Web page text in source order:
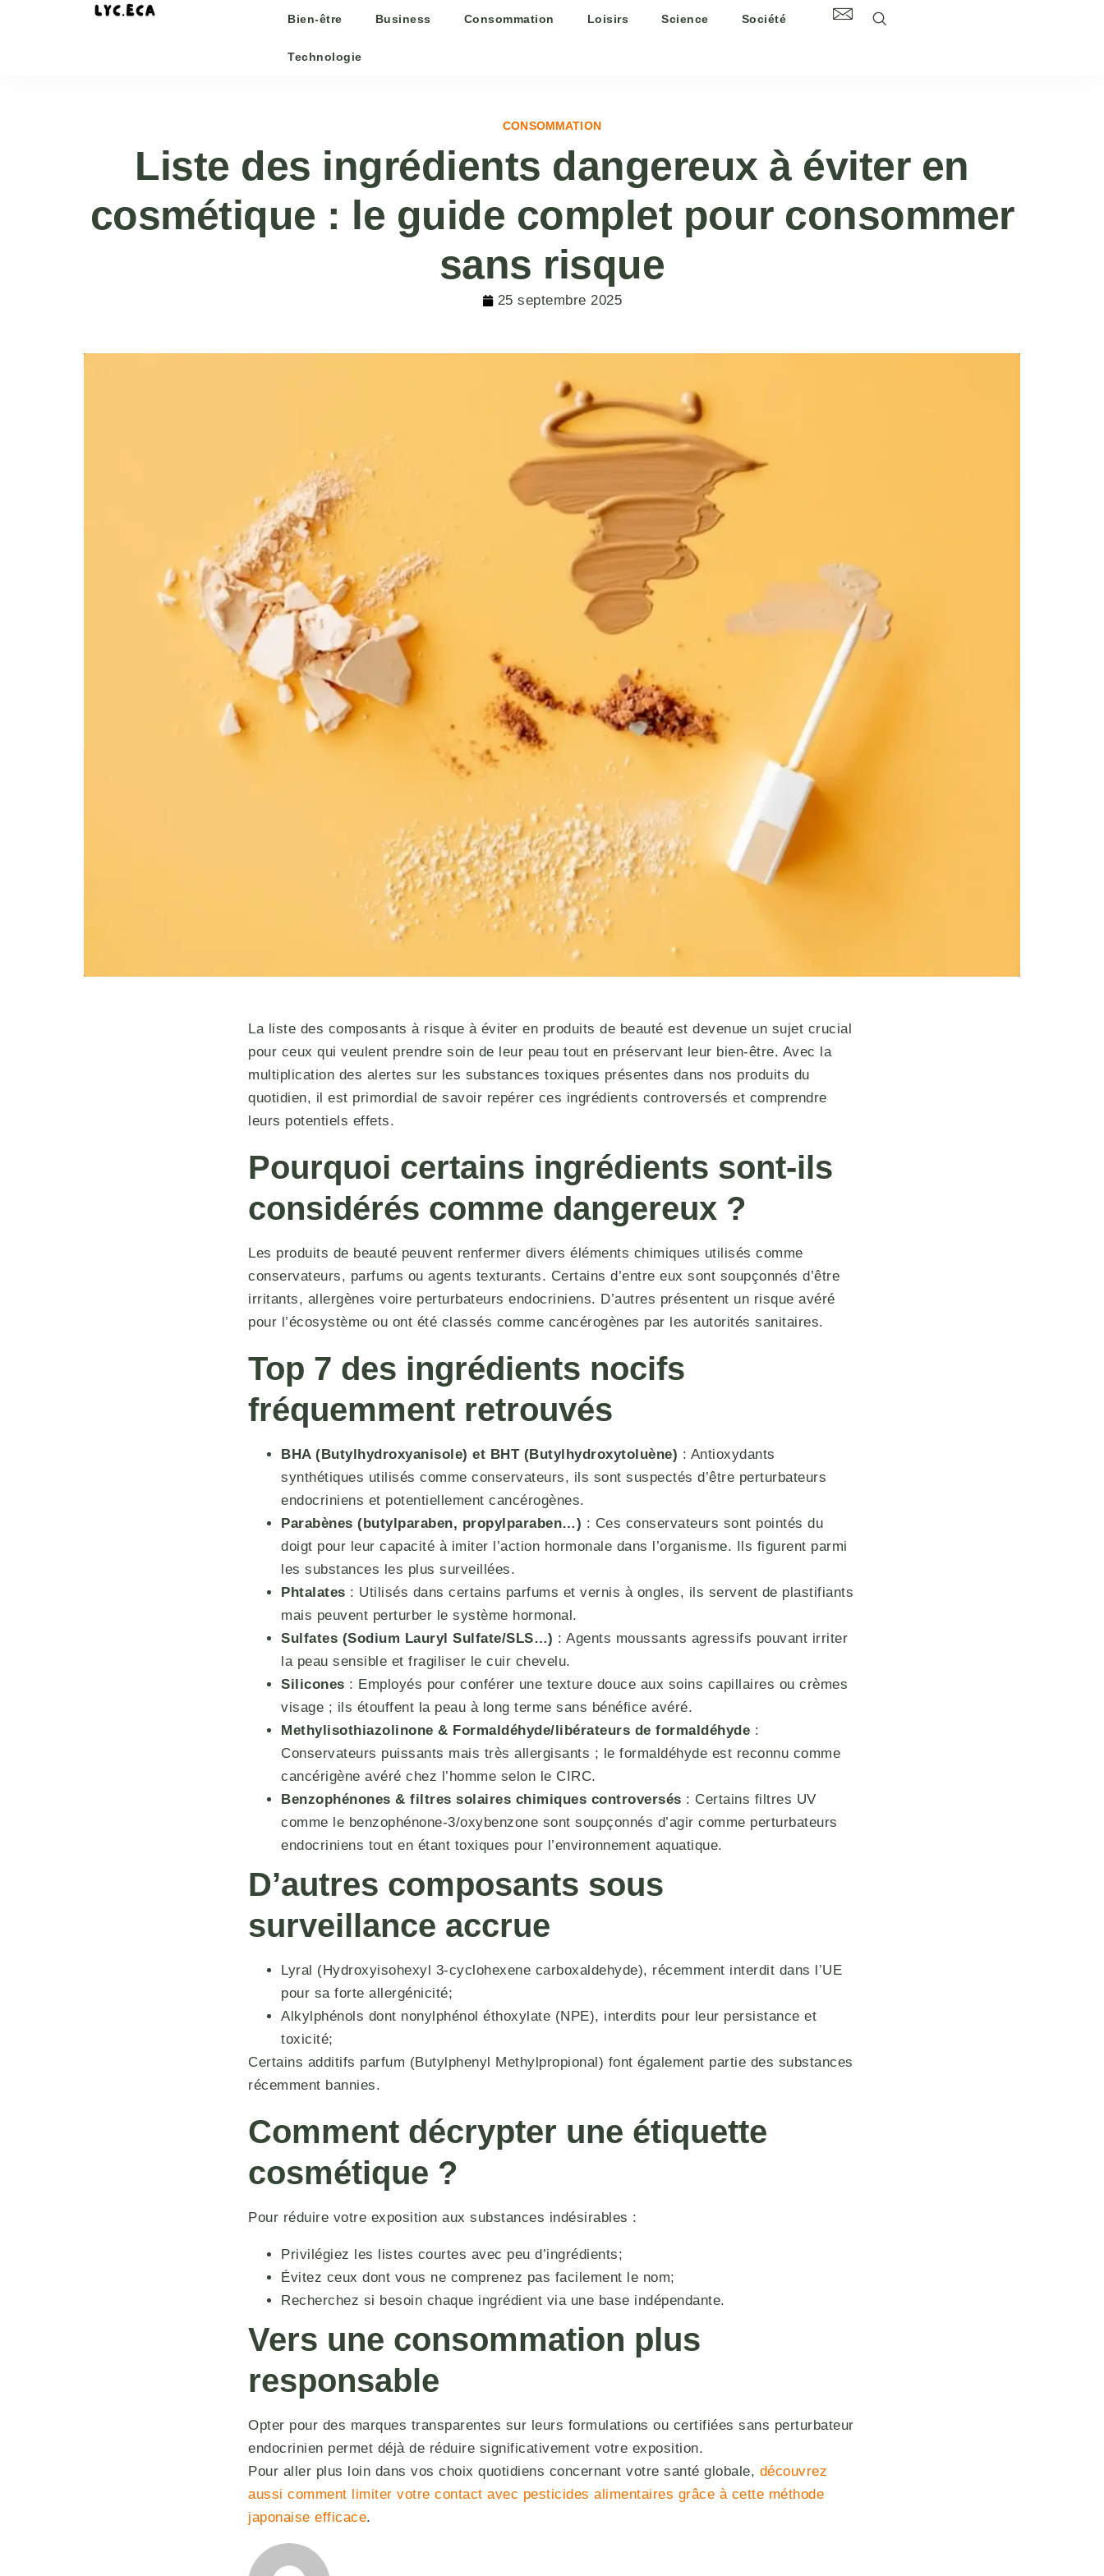
Bien-être Business Consommation Loisirs Science Société
Technologie
CONSOMMATION
Liste des ingrédients dangereux à éviter en
cosmétique : le guide complet pour consommer
sans risque
25 septembre 2025
La liste des composants à risque à éviter en produits de beauté est devenue un sujet crucial
pour ceux qui veulent prendre soin de leur peau tout en préservant leur bien-être. Avec la
multiplication des alertes sur les substances toxiques présentes dans nos produits du
quotidien, il est primordial de savoir repérer ces ingrédients controversés et comprendre
leurs potentiels effets.
Pourquoi certains ingrédients sont-ils
considérés comme dangereux ?
Les produits de beauté peuvent renfermer divers éléments chimiques utilisés comme
conservateurs, parfums ou agents texturants. Certains d’entre eux sont soupçonnés d’être
irritants, allergènes voire perturbateurs endocriniens. D’autres présentent un risque avéré
pour l’écosystème ou ont été classés comme cancérogènes par les autorités sanitaires.
Top 7 des ingrédients nocifs
fréquemment retrouvés
BHA (Butylhydroxyanisole) et BHT (Butylhydroxytoluène) : Antioxydants
synthétiques utilisés comme conservateurs, ils sont suspectés d’être perturbateurs
endocriniens et potentiellement cancérogènes.
Parabènes (butylparaben, propylparaben…) : Ces conservateurs sont pointés du
doigt pour leur capacité à imiter l’action hormonale dans l’organisme. Ils figurent parmi
les substances les plus surveillées.
Phtalates : Utilisés dans certains parfums et vernis à ongles, ils servent de plastifiants
mais peuvent perturber le système hormonal.
Sulfates (Sodium Lauryl Sulfate/SLS…) : Agents moussants agressifs pouvant irriter
la peau sensible et fragiliser le cuir chevelu.
Silicones : Employés pour conférer une texture douce aux soins capillaires ou crèmes
visage ; ils étouffent la peau à long terme sans bénéfice avéré.
Methylisothiazolinone & Formaldéhyde/libérateurs de formaldéhyde :
Conservateurs puissants mais très allergisants ; le formaldéhyde est reconnu comme
cancérigène avéré chez l’homme selon le CIRC.
Benzophénones & filtres solaires chimiques controversés : Certains filtres UV
comme le benzophénone-3/oxybenzone sont soupçonnés d’agir comme perturbateurs
endocriniens tout en étant toxiques pour l’environnement aquatique.
D’autres composants sous
surveillance accrue
Lyral (Hydroxyisohexyl 3-cyclohexene carboxaldehyde), récemment interdit dans l’UE
pour sa forte allergénicité;
Alkylphénols dont nonylphénol éthoxylate (NPE), interdits pour leur persistance et
toxicité;
Certains additifs parfum (Butylphenyl Methylpropional) font également partie des substances
récemment bannies.
Comment décrypter une étiquette
cosmétique ?
Pour réduire votre exposition aux substances indésirables :
Privilégiez les listes courtes avec peu d’ingrédients;
Évitez ceux dont vous ne comprenez pas facilement le nom;
Recherchez si besoin chaque ingrédient via une base indépendante.
Vers une consommation plus
responsable
Opter pour des marques transparentes sur leurs formulations ou certifiées sans perturbateur
endocrinien permet déjà de réduire significativement votre exposition.
Pour aller plus loin dans vos choix quotidiens concernant votre santé globale, découvrez
aussi comment limiter votre contact avec pesticides alimentaires grâce à cette méthode
japonaise efficace.